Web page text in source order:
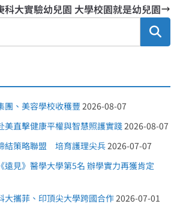
科大實驗幼兒園 大學校園就是幼兒園
團、美容學校收穫豐 2026-08-07
直擊健康平權與智慧照護實踐2026-08-07
結策略聯盟 培育護理尖兵2026-07-07
遠見》醫學大學第5名 辦學實力再獲肯定
攜菲、印頂尖大學跨國合作2026-07-01